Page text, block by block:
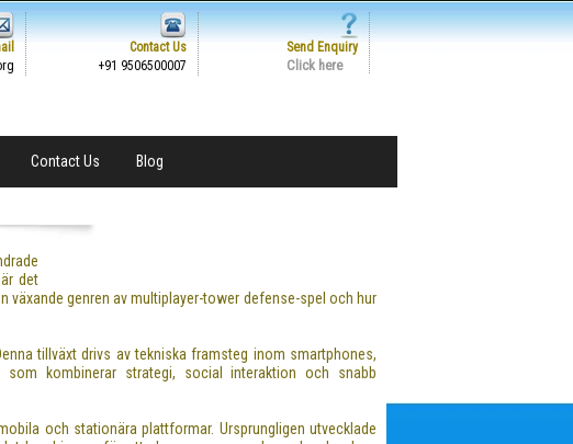
Contact Us
+91 9506500007
Send Enquiry
Click here
Contact Us Blog
det
växande genren av multiplayer-tower defense-spel och hur
tillväxt drivs av tekniska framsteg inom smartphones,
kombinerar strategi, social interaktion och snabb
och stationära plattformar. Ursprungligen utvecklade